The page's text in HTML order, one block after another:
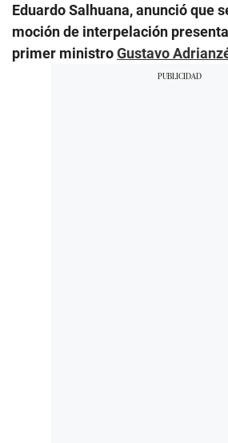
Eduardo Salhuana, anunció que
moción de interpelación
primer ministroGustavo